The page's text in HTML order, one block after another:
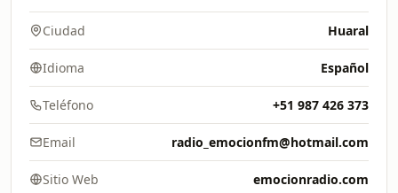
Ciudad Huaral
Idioma Español
Teléfono +51 987 426 373
Email radio_emocionfm@hotmail.com
Sitio Web emocionradio.com